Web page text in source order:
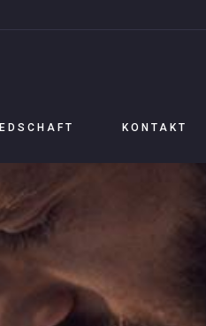
KONTAKT